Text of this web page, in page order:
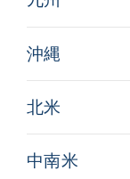
沖縄
北米
中南米